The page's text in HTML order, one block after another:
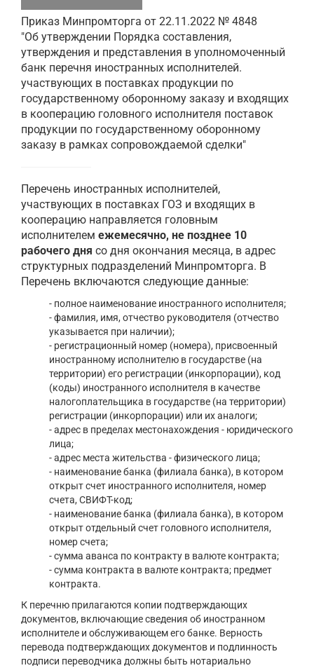
Приказ Минпромторга от 22.11.2022 № 4848
"Об утверждении Порядка составления,
утверждения и представления в уполномоченный
банк перечня иностранных исполнителей.
участвующих в поставках продукции по
государственному оборонному заказу и входящих
в кооперацию головного исполнителя поставок
продукции по государственному оборонному
заказу в рамках сопровождаемой сделки"
Перечень иностранных исполнителей,
участвующих в поставках ГОЗ и входящих в
кооперацию направляется головным
исполнителем ежемесячно, не позднее 10
рабочего дня со дня окончания месяца, в адрес
структурных подразделений Минпромторга. В
Перечень включаются следующие данные:
- полное наименование иностранного исполнителя;
- фамилия, имя, отчество руководителя (отчество
указывается при наличии);
- регистрационный номер (номера), присвоенный
иностранному исполнителю в государстве (на
территории) его регистрации (инкорпорации), код
(коды) иностранного исполнителя в качестве
налогоплательщика в государстве (на территории)
регистрации (инкорпорации) или их аналоги;
- адрес в пределах местонахождения - юридического
лица;
- адрес места жительства - физического лица;
- наименование банка (филиала банка), в котором
открыт счет иностранного исполнителя, номер
счета, СВИФТ-код;
- наименование банка (филиала банка), в котором
открыт отдельный счет головного исполнителя,
номер счета;
- сумма аванса по контракту в валюте контракта;
- сумма контракта в валюте контракта; предмет
контракта.
К перечню прилагаются копии подтверждающих
документов, включающие сведения об иностранном
исполнителе и обслуживающем его банке. Верность
перевода подтверждающих документов и подлинность
подписи переводчика должны быть нотариально